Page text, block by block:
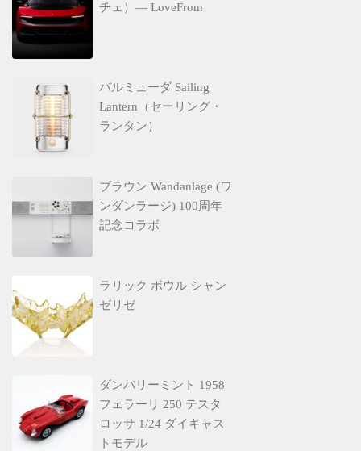
チェ）— LoveFrom
バルミューダ Sailing
Lantern（セーリング・
ランタン）
ブラウン Wandanlage (ワ
ンダンラージ) 100周年
記念コラボ
ラリック ボウル シャン
ゼリゼ
ダンバリーミント 1958
フェラーリ 250 テスタ
ロッサ 1/24 ダイキャス
トモデル